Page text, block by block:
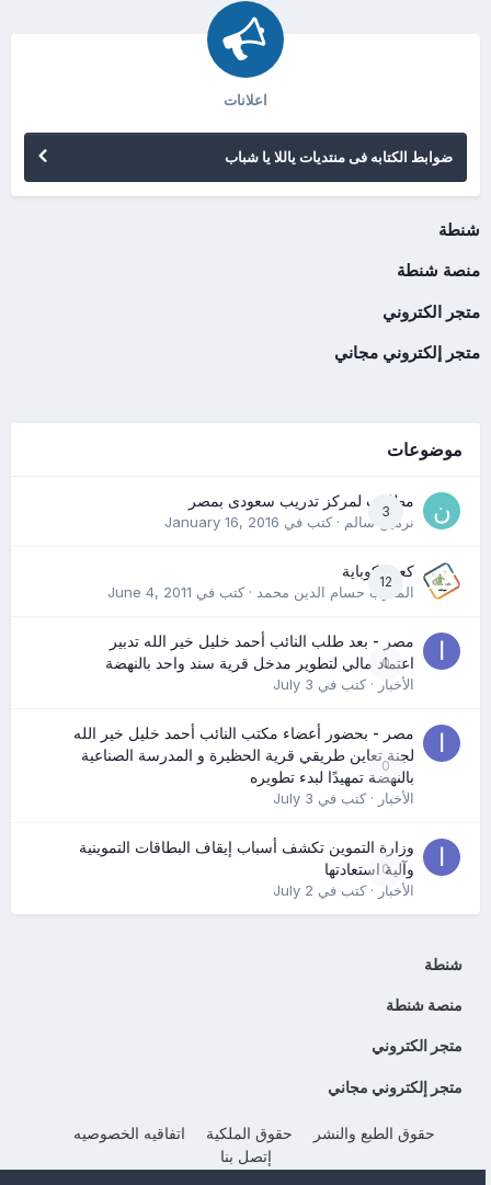
اعلانات
ضوابط الكتابه فى منتديات ياللا يا شباب
شنطة
منصة شنطة
متجر الكتروني
متجر إلكتروني مجاني
موضوعات
3
مطلوب لمركز تدريب سعودى بمصر
نرمين سالم· كتب في January 16, 2016
12
كعب كوباية
المدرب حسام الدين محمد· كتب في June 4, 2011
0
مصر - بعد طلب النائب أحمد خليل خير الله تدبير
اعتماد مالي لتطوير مدخل قرية سند واحد بالنهضة
الأخبار· كتب في July 3
0
مصر - بحضور أعضاء مكتب النائب أحمد خليل خير الله
لجنة تعاين طريقي قرية الحظيرة و المدرسة الصناعية
بالنهضة تمهيدًا لبدء تطويره
الأخبار· كتب في July 3
0
وزارة التموين تكشف أسباب إيقاف البطاقات التموينية
وآلية استعادتها
الأخبار· كتب في July 2
شنطة
منصة شنطة
متجر الكتروني
متجر إلكتروني مجاني
حقوق الطبع والنشر حقوق الملكية
اتفاقيه الخصوصيه
إتصل بنا